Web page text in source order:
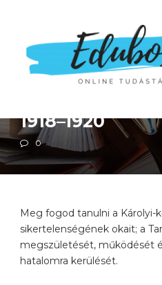
Négyéves gimnázium 1-4 és
Szakközépiskola 1-4
Történelem
1918–1920
0
Meg fogod tanulni a Károlyi-
sikertelenségének okait; a
megszületését, működését
hatalomra kerülését.